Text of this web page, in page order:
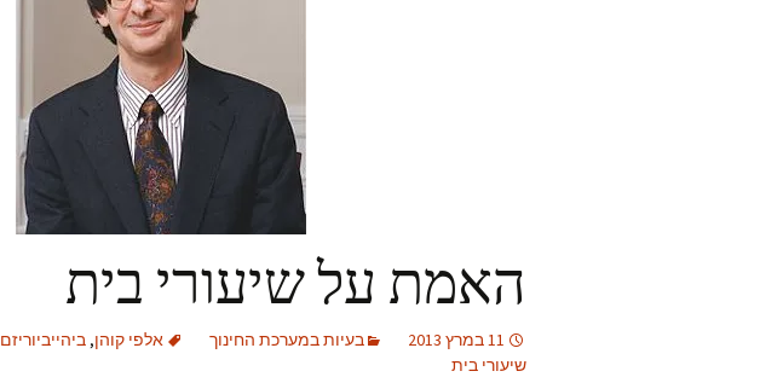
האמת על שיעורי בית
11 במרץ 2013 בעיות במערכת החינוך אלפי קוהן, ביהייביוריזם
שיעורי בית